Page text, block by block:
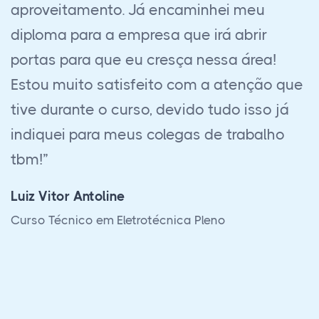
Já encaminhei meu
que irá abrir
cresça nessa área!
com a atenção que
devido tudo isso já
colegas de trabalho
Pleno
o EAD, mas
muito em
sem contar no
suporte
todas as
processo. Só